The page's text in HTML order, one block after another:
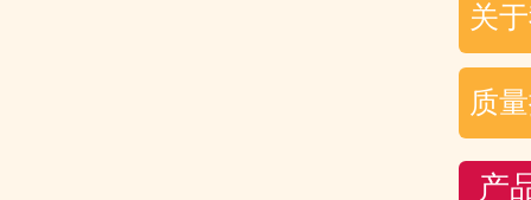
关
质
产